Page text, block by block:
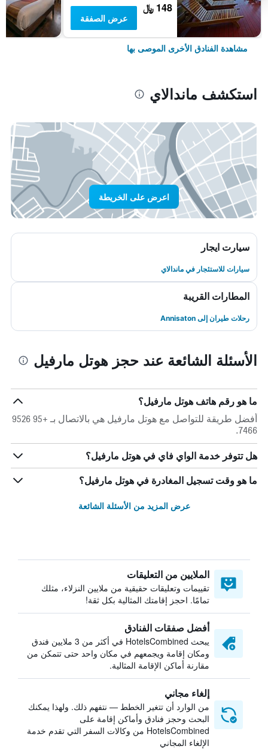
148 ﷼
عرض الصفقة
مشاهدة الفنادق الأخرى الموصى بها
استكشف ماندالاي
اعرض على الخريطة
سيارت ايجار
سيارات للاستئجار في ماندالاي
المطارات القريبة
رحلات طيران إلى Annisaton
الأسئلة الشائعة عند حجز هوتل مارفيل
ما هو رقم هاتف هوتل مارفيل؟
أفضل طريقة للتواصل مع هوتل مارفيل هي بالاتصال بـ +95 9526
7466.
هل تتوفر خدمة الواي فاي في هوتل مارفيل؟
ما هو وقت تسجيل المغادرة في هوتل مارفيل؟
عرض المزيد من الأسئلة الشائعة
الملايين من التعليقات
تقييمات وتعليقات حقيقية من ملايين النزلاء، مثلك
تمامًا. احجز إقامتك المثالية بكل ثقة!
أفضل صفقات الفنادق
يبحث HotelsCombined في أكثر من 3 ملايين فندق
ومكان إقامة ويجمعهم في مكان واحد حتى تتمكن من
مقارنة أماكن الإقامة المثالية.
إلغاء مجاني
من الوارد أن تتغير الخطط — نتفهم ذلك. ولهذا يمكنك
البحث وحجز فنادق وأماكن إقامة على
HotelsCombined من وكالات السفر التي تقدم خدمة
الإلغاء المجاني